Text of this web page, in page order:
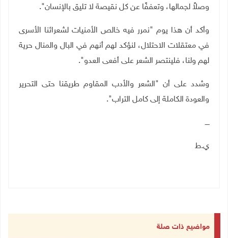
وصلاً لجمالها، وتعففًا عن كل نقيصة لا تليق بالإنسان".
وأكد أن هذا يوم "نمرر فيه خالص الأمنيات لشعرائنا الأسرى
في معتقلات الاحتلال، لنؤكد لهم أنهم في البال والمنال حرية
لهم ولنا، فلينتصر الشعر على أفعى العدو".
وشدد على أن "الشعر والأدب المقاوم طريقنا حتى التحرير
والعودة الكاملة إلى كامل التراب".
ــــ
ي.ط
مواضيع ذات صلة